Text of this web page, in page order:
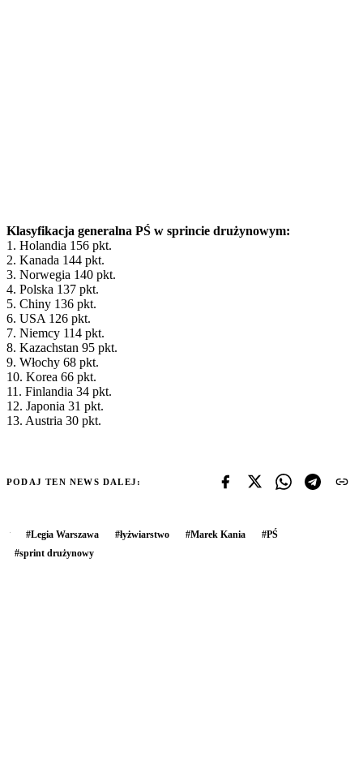
Klasyfikacja generalna PŚ w sprincie drużynowym:
1. Holandia 156 pkt.
2. Kanada 144 pkt.
3. Norwegia 140 pkt.
4. Polska 137 pkt.
5. Chiny 136 pkt.
6. USA 126 pkt.
7. Niemcy 114 pkt.
8. Kazachstan 95 pkt.
9. Włochy 68 pkt.
10. Korea 66 pkt.
11. Finlandia 34 pkt.
12. Japonia 31 pkt.
13. Austria 30 pkt.
PODAJ TEN NEWS DALEJ:
#Legia Warszawa #łyżwiarstwo #Marek Kania #PŚ
#sprint drużynowy